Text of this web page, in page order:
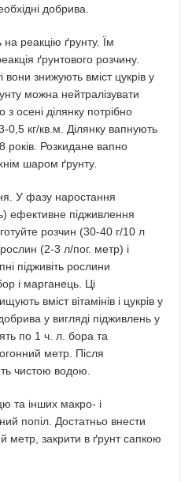
добрива.
реакцію ґрунту. Їм
ґрунтового розчину.
вони знижують вміст цукрів у
можна нейтралізувати
осені ділянку потрібно
0,5 кг/кв.м. Ділянку вапнують
років. Розкидане вапно
шаром ґрунту.
У фазу наростання
ефективне підживлення
розчин (30-40 г/10 л
(2-3 л/пог. метр) і
підживіть рослини
і марганець. Ці
вміст вітамінів і цукрів у
у вигляді підживлень у
по 1 ч. л. бора та
метр. Після
чистою водою.
та інших макро- і
попіл. Достатньо внести
метр, закрити в ґрунт сапкою